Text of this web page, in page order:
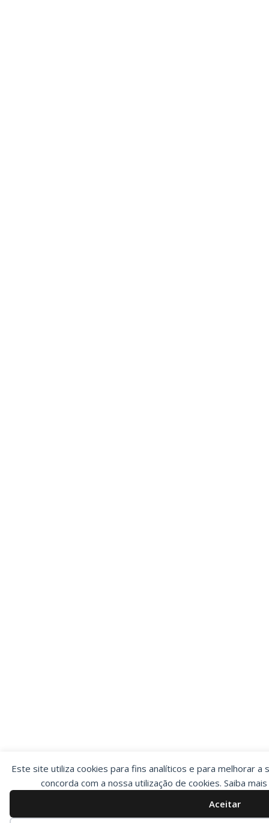
Este site utiliza cookies para fins analíticos e para melhorar a
concorda com a nossa utilização de cookies. Saiba
Aceitar